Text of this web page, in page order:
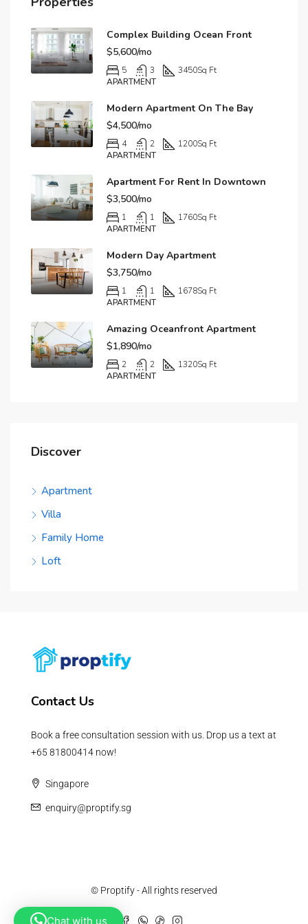
Complex Building Ocean Front
$5,600/mo
5 3 3450Sq Ft
APARTMENT
Modern Apartment On The Bay
$4,500/mo
4 2 1200Sq Ft
APARTMENT
Apartment For Rent In Downtown
$3,500/mo
1 1 1760Sq Ft
APARTMENT
Modern Day Apartment
$3,750/mo
1 1 1678Sq Ft
APARTMENT
Amazing Oceanfront Apartment
$1,890/mo
2 2 1320Sq Ft
APARTMENT
Discover
Apartment
Villa
Family Home
Loft
Contact Us
Book a free consultation session with us. Drop us a text at
+65 81800414 now!
Singapore
enquiry@proptify.sg
© Proptify - All rights reserved
Chat with us